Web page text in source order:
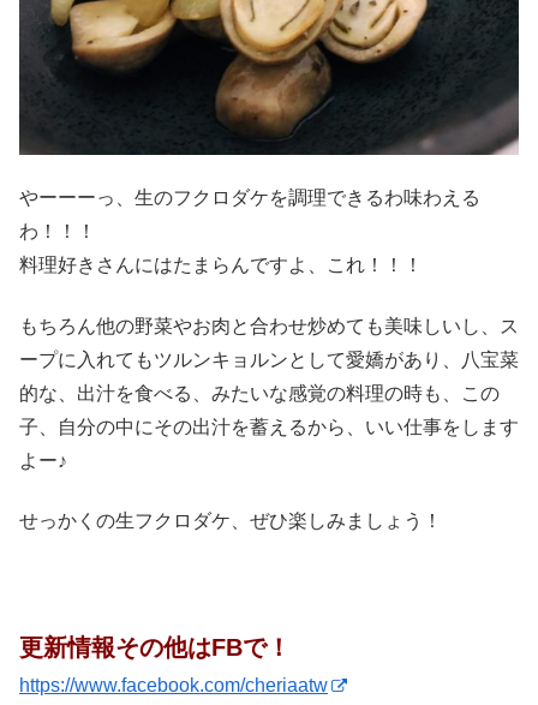
やーーーっ、生のフクロダケを調理できるわ味わえる
わ！！！
料理好きさんにはたまらんですよ、これ！！！
もちろん他の野菜やお肉と合わせ炒めても美味しいし、ス
ープに入れてもツルンキョルンとして愛嬌があり、八宝菜
的な、出汁を食べる、みたいな感覚の料理の時も、この
子、自分の中にその出汁を蓄えるから、いい仕事をします
よー♪
せっかくの生フクロダケ、ぜひ楽しみましょう！
更新情報その他はFBで！
https://www.facebook.com/cheriaatw